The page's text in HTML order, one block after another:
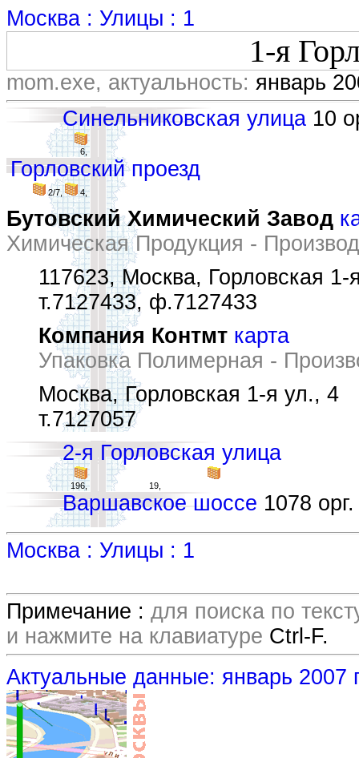
Москва : Улицы : 1
1-я
mom.exe, актуальность: январь
Синельниковская улица 10
6,
Горловский проезд
2/7, 4,
Бутовский Химический Завод
Химическая Продукция -
117623, Москва, Горловская 1-
т.7127433, ф.7127433
Компания Контмт карта
Упаковка Полимерная -
Москва, Горловская 1-я ул., 4
т.7127057
2-я Горловская улица
196, 19,
Варшавское шоссе 1078 орг.
Москва : Улицы : 1
Примечание : для поиска по
и нажмите на клавиатуре Ctrl-F.
Актуальные данные: январь 2007